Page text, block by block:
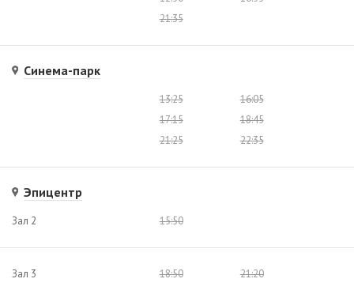
21:35
Синема-парк
13:25
16:05
17:15
18:45
21:25
22:35
Эпицентр
Зал 2 15:50
Зал 3 18:50 21:20